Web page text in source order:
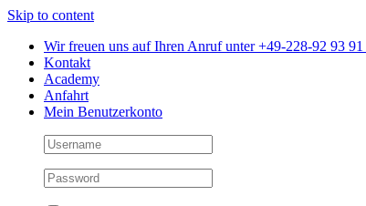
Skip to content
Wir freuen uns auf Ihren Anruf unter +49-228-92 93 91
Kontakt
Academy
Anfahrt
Mein Benutzerkonto